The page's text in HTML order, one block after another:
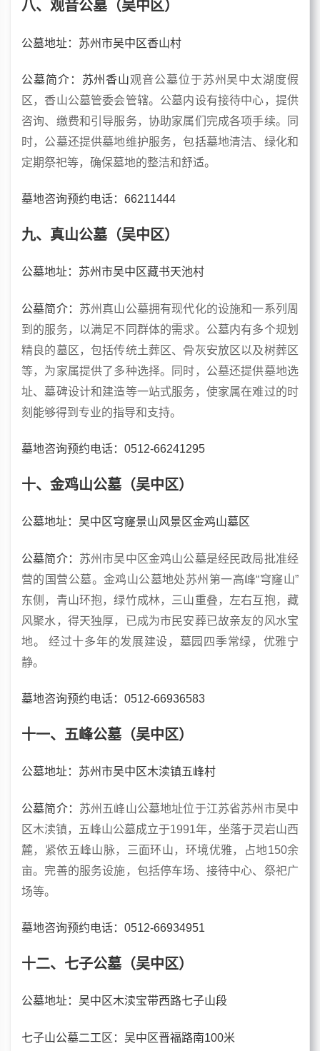
八、观音公墓（吴中区）
公墓地址：苏州市吴中区香山村
公墓简介：苏州香山观音公墓位于苏州吴中太湖度假
区，香山公墓管委会管辖。公墓内设有接待中心，提供
咨询、缴费和引导服务，协助家属们完成各项手续。同
时，公墓还提供墓地维护服务，包括墓地清洁、绿化和
定期祭祀等，确保墓地的整洁和舒适。
墓地咨询预约电话：66211444
九、真山公墓（吴中区）
公墓地址：苏州市吴中区藏书天池村
公墓简介： 苏州真山公墓拥有现代化的设施和一系列周
到的服务，以满足不同群体的需求。公墓内有多个规划
精良的墓区，包括传统土葬区、骨灰安放区以及树葬区
等，为家属提供了多种选择。同时，公墓还提供墓地选
址、墓碑设计和建造等一站式服务，使家属在难过的时
刻能够得到专业的指导和支持。
墓地咨询预约电话：0512-66241295
十、金鸡山公墓（吴中区）
公墓地址：吴中区穹窿景山风景区金鸡山墓区
公墓简介： 苏州市吴中区金鸡山公墓是经民政局批准经
营的国营公墓。金鸡山公墓地处苏州第一高峰“穹窿山”
东侧，青山环抱，绿竹成林，三山重叠，左右互抱，藏
风聚水，得天独厚，已成为市民安葬已故亲友的风水宝
地。 经过十多年的发展建设，墓园四季常绿，优雅宁
静。
墓地咨询预约电话：0512-66936583
十一、五峰公墓（吴中区）
公墓地址：苏州市吴中区木渎镇五峰村
公墓简介： 苏州五峰山公墓地址位于江苏省苏州市吴中
区木渎镇，五峰山公墓成立于1991年，坐落于灵岩山西
麓，紧依五峰山脉，三面环山，环境优雅，占地150余
亩。完善的服务设施，包括停车场、接待中心、祭祀广
场等。
墓地咨询预约电话：0512-66934951
十二、七子公墓（吴中区）
公墓地址：吴中区木渎宝带西路七子山段
七子山公墓二工区：吴中区晋福路南100米